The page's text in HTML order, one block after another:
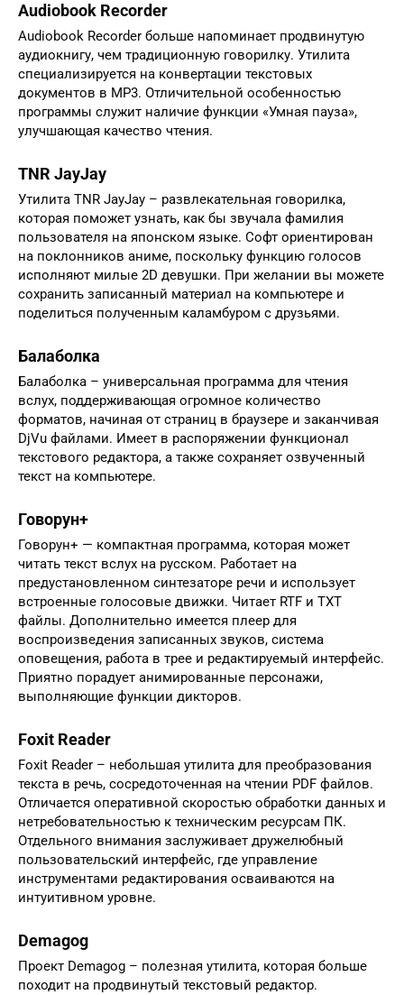
Audiobook Recorder
Audiobook Recorder больше напоминает продвинутую
аудиокнигу, чем традиционную говорилку. Утилита
специализируется на конвертации текстовых
документов в MP3. Отличительной особенностью
программы служит наличие функции «Умная пауза»,
улучшающая качество чтения.
TNR JayJay
Утилита TNR JayJay – развлекательная говорилка,
которая поможет узнать, как бы звучала фамилия
пользователя на японском языке. Софт ориентирован
на поклонников аниме, поскольку функцию голосов
исполняют милые 2D девушки. При желании вы можете
сохранить записанный материал на компьютере и
поделиться полученным каламбуром с друзьями.
Балаболка
Балаболка – универсальная программа для чтения
вслух, поддерживающая огромное количество
форматов, начиная от страниц в браузере и заканчивая
DjVu файлами. Имеет в распоряжении функционал
текстового редактора, а также сохраняет озвученный
текст на компьютере.
Говорун+
Говорун+ — компактная программа, которая может
читать текст вслух на русском. Работает на
предустановленном синтезаторе речи и использует
встроенные голосовые движки. Читает RTF и TXT
файлы. Дополнительно имеется плеер для
воспроизведения записанных звуков, система
оповещения, работа в трее и редактируемый интерфейс.
Приятно порадует анимированные персонажи,
выполняющие функции дикторов.
Foxit Reader
Foxit Reader – небольшая утилита для преобразования
текста в речь, сосредоточенная на чтении PDF файлов.
Отличается оперативной скоростью обработки данных и
нетребовательностью к техническим ресурсам ПК.
Отдельного внимания заслуживает дружелюбный
пользовательский интерфейс, где управление
инструментами редактирования осваиваются на
интуитивном уровне.
Demagog
Проект Demagog – полезная утилита, которая больше
походит на продвинутый текстовый редактор.